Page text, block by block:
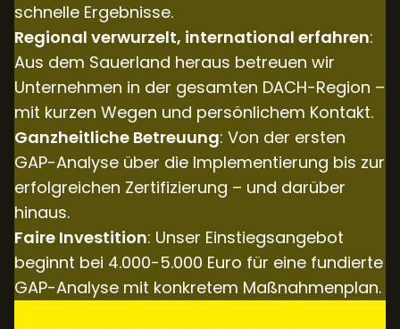
schnelle Ergebnisse.
Regional verwurzelt, international erfahren:
Aus dem Sauerland heraus betreuen wir
Unternehmen in der gesamten DACH-Region –
mit kurzen Wegen und persönlichem Kontakt.
Ganzheitliche Betreuung: Von der ersten
GAP-Analyse über die Implementierung bis zur
erfolgreichen Zertifizierung – und darüber
hinaus.
Faire Investition: Unser Einstiegsangebot
beginnt bei 4.000-5.000 Euro für eine fundierte
GAP-Analyse mit konkretem Maßnahmenplan.